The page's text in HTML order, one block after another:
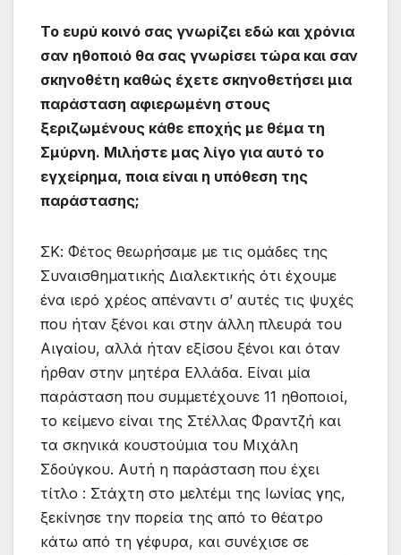
Το ευρύ κοινό σας γνωρίζει εδώ και χρόνια
σαν ηθοποιό θα σας γνωρίσει τώρα και σαν
σκηνοθέτη καθώς έχετε σκηνοθετήσει μια
παράσταση αφιερωμένη στους
ξεριζωμένους κάθε εποχής με θέμα τη
Σμύρνη. Μιλήστε μας λίγο για αυτό το
εγχείρημα, ποια είναι η υπόθεση της
παράστασης;
ΣΚ: Φέτος θεωρήσαμε με τις ομάδες της
Συναισθηματικής Διαλεκτικής ότι έχουμε
ένα ιερό χρέος απέναντι σ’ αυτές τις ψυχές
που ήταν ξένοι και στην άλλη πλευρά του
Αιγαίου, αλλά ήταν εξίσου ξένοι και όταν
ήρθαν στην μητέρα Ελλάδα. Είναι μία
παράσταση που συμμετέχουνε 11 ηθοποιοί,
το κείμενο είναι της Στέλλας Φραντζή και
τα σκηνικά κουστούμια του Μιχάλη
Σδούγκου. Αυτή η παράσταση που έχει
τίτλο : Στάχτη στο μελτέμι της Ιωνίας γης,
ξεκίνησε την πορεία της από το θέατρο
κάτω από τη γέφυρα, και συνέχισε σε